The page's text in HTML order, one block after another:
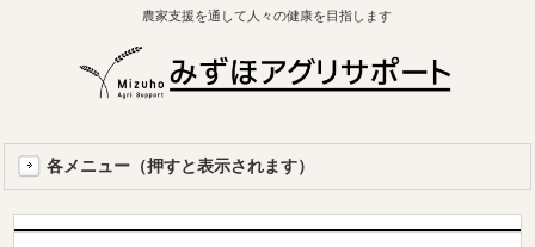
農家支援を通して人々の健康を目指します
各メニュー（押すと表示されます）